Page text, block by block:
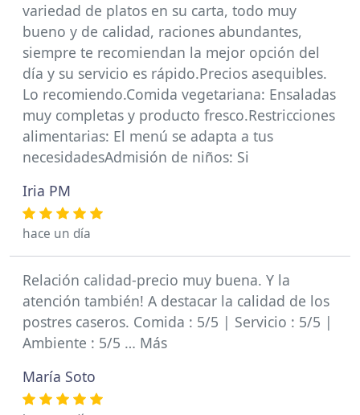
variedad de platos en su carta, todo muy
bueno y de calidad, raciones abundantes,
siempre te recomiendan la mejor opción del
día y su servicio es rápido.Precios asequibles.
Lo recomiendo.Comida vegetariana: Ensaladas
muy completas y producto fresco.Restricciones
alimentarias: El menú se adapta a tus
necesidadesAdmisión de niños: Si
Iria PM
hace un día
Relación calidad-precio muy buena. Y la
atención también! A destacar la calidad de los
postres caseros. Comida : 5/5 | Servicio : 5/5 |
Ambiente : 5/5 … Más
María Soto